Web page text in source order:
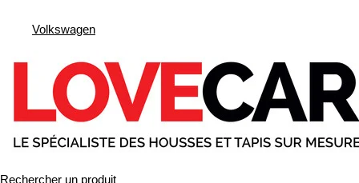
Volkswagen
Rechercher un produit